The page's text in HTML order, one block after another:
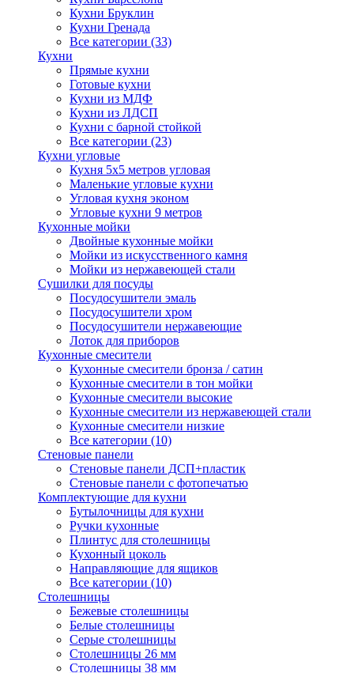
Кухни Бруклин
Кухни Гренада
Все категории (33)
Кухни
Прямые кухни
Готовые кухни
Кухни из МДФ
Кухни из ЛДСП
Кухни с барной стойкой
Все категории (23)
Кухни угловые
Кухня 5х5 метров угловая
Маленькие угловые кухни
Угловая кухня эконом
Угловые кухни 9 метров
Кухонные мойки
Двойные кухонные мойки
Мойки из искусственного камня
Мойки из нержавеющей стали
Сушилки для посуды
Посудосушители эмаль
Посудосушители хром
Посудосушители нержавеющие
Лоток для приборов
Кухонные смесители
Кухонные смесители бронза / сатин
Кухонные смесители в тон мойки
Кухонные смесители высокие
Кухонные смесители из нержавеющей стали
Кухонные смесители низкие
Все категории (10)
Стеновые панели
Стеновые панели ДСП+пластик
Стеновые панели с фотопечатью
Комплектующие для кухни
Бутылочницы для кухни
Ручки кухонные
Плинтус для столешницы
Кухонный цоколь
Направляющие для ящиков
Все категории (10)
Столешницы
Бежевые столешницы
Белые столешницы
Серые столешницы
Столешницы 26 мм
Столешницы 38 мм